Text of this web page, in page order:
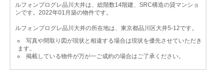
ルフォンプログレ品川大井は、総階数14階建、SRC構造の貸マンショ
ンです。2022年01月築の物件です。
ルフォンプログレ品川大井の所在地は、東京都品川区大井5-12です。
写真や間取り図が現状と相違する場合は現状を優先させていただき
ます。
掲載している物件が万が一ご成約の場合はご了承ください。